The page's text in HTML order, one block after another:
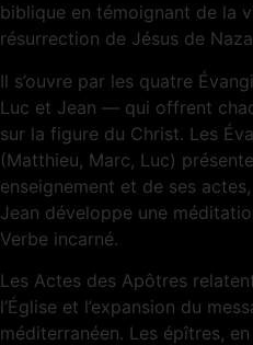
biblique en témoignant de la
résurrection de Jésus de
Il s’ouvre par les quatre
Luc et Jean — qui offrent
sur la figure du Christ. Les
(Matthieu, Marc, Luc)
enseignement et de ses
Jean développe une
Verbe incarné.
Les Actes des Apôtres
l’Église et l’expansion du
méditerranéen. Les épîtres,